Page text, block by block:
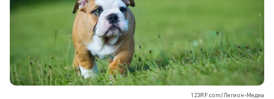
123RF.com/Легион-Медиа